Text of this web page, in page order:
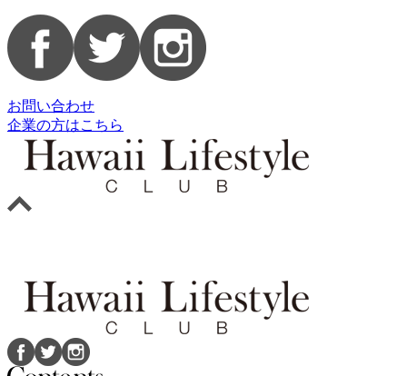
お問い合わせ
企業の方はこちら